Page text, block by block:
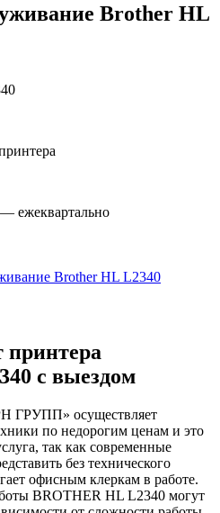
Brother HL
ежеквартально
Brother HL L2340
принтера
с выездом
ГРУПП» осуществляет
по недорогим ценам и это
так как современные
без технического
офисным клеркам в работе.
BROTHER HL L2340 могут